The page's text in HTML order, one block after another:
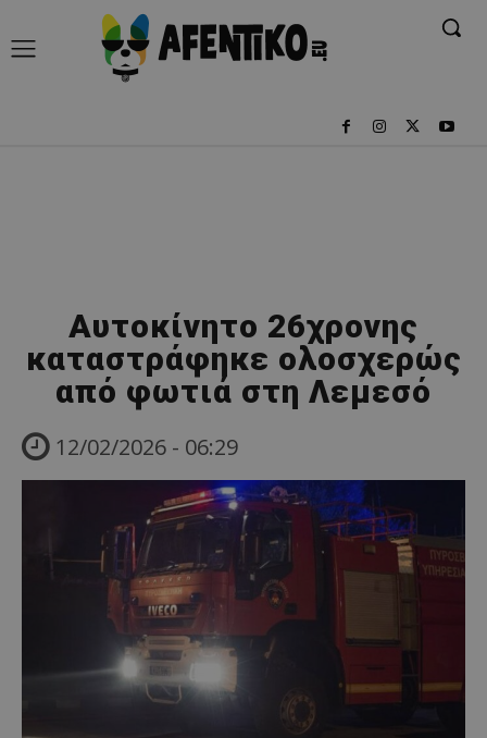
Αυτοκίνητο 26χρονης
καταστράφηκε ολοσχερώς
από φωτιά στη Λεμεσό
12/02/2026 - 06:29